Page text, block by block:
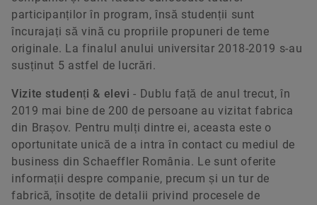
participanților în program, însă studenții sunt
încurajați să vină cu propriile propuneri de teme
originale. La finalul anului universitar 2018-2019 s-au
susținut 5 astfel de lucrări.
Vizite studenți & elevi - Dublu față de anul trecut, în
2019 mai bine de 200 de persoane au vizitat fabrica
din Brașov. Pentru mulți dintre ei, aceasta este o
oportunitate unică de a intra în contact cu mediul de
business din Schaeffler România. Le sunt oferite
informații despre companie, precum și un tur de
fabrică, însoțite de detalii privind procesele de